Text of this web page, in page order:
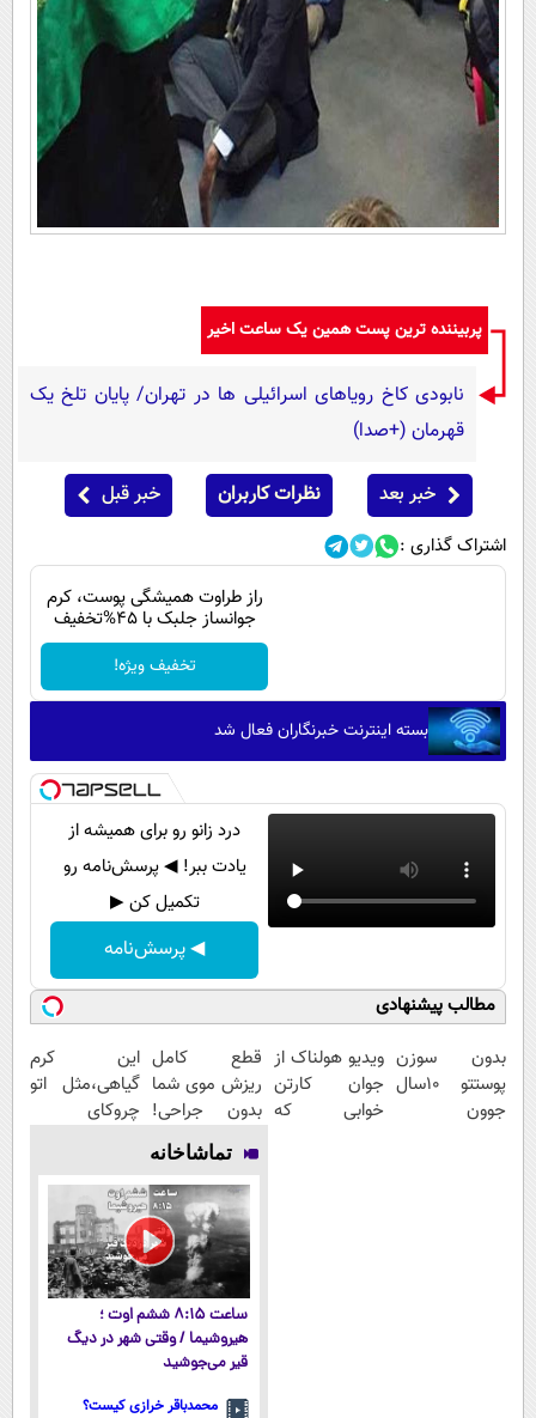
پربیننده ترین پست همین یک ساعت اخیر
نابودی کاخ رویاهای اسرائیلی ها در تهران/ پایان تلخ یک
قهرمان (+صدا)
خبر بعد نظرات کاربران خبر قبل
اشتراک گذاری :
راز طراوت همیشگی پوست، کرم
جوانساز جلبک با 45%تخفیف
تخفیف ویژه!
بسته اینترنت خبرنگاران فعال شد
درد زانو رو برای همیشه از
یادت ببر! ◀ پرسش‌نامه رو
تکمیل کن ▶
◀ پرسش‌نامه
مطالب پیشنهادی
بدون سوزن
پوستتو 10سال
جوون
ویدیو هولناک از
جوان کارتن
خوابی که
قطع کامل
ریزش موی شما
بدون جراحی!
شامپوجلبک
تضمین کیفیت
این کرم
گیاهی،مثل اتو
چروکای
تماشاخانه
ساعت ۸:۱۵ ششم اوت ؛
هیروشیما / وقتی شهر در دیگ
قیر می‌جوشید
محمدباقر خرازی کیست؟